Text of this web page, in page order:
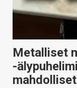
Metalliset
-